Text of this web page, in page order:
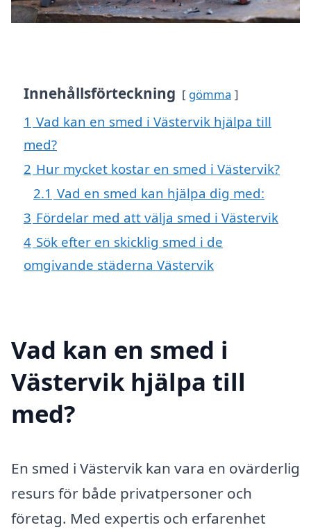
Innehållsförteckning gömma
1 Vad kan en smed i Västervik hjälpa till
med?
2 Hur mycket kostar en smed i Västervik?
2.1 Vad en smed kan hjälpa dig med:
3 Fördelar med att välja smed i Västervik
4 Sök efter en skicklig smed i de
omgivande städerna Västervik
Vad kan en smed i
Västervik hjälpa till
med?
En smed i Västervik kan vara en ovärderlig
resurs för både privatpersoner och
företag. Med expertis och erfarenhet